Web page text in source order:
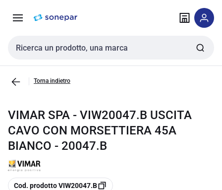
navigazione alla
Cerca input
Torna indietro
VIMAR SPA - VIW20047.B USCITA
CAVO CON MORSETTIERA 45A
BIANCO - 20047.B
copia
Cod. prodotto VIW20047.B